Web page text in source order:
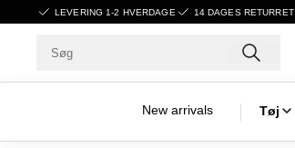
LEVERING 1-2 HVERDAGE 14 DAGES RETURRET
New arrivals Tøj